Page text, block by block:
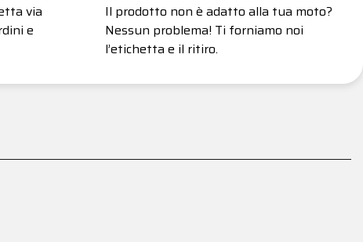
via
e
Il prodotto non è adatto alla tua moto?
Nessun problema! Ti forniamo noi
l’etichetta e il ritiro.